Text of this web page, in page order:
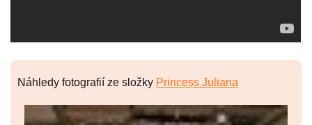
Náhledy fotografií ze složky Princess Juliana